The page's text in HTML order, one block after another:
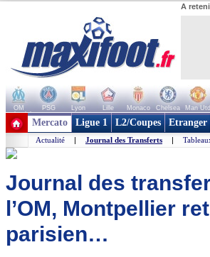
A
OM PSG Lyon Lille Monaco Chelsea Man Utd
+ de clubs
Mercato Ligue 1 L2/Coupes Etranger
Actualité | Journal des Transferts |
Journal des
l’OM, Montpellier
parisien…